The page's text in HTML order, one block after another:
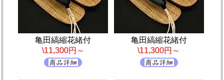
亀田縞縮花緒付
\11,300円～
亀田縞縮花緒付
\11,300円～